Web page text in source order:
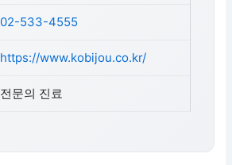
02-533-4555
https://www.kobijou.co.kr/
전문의 진료